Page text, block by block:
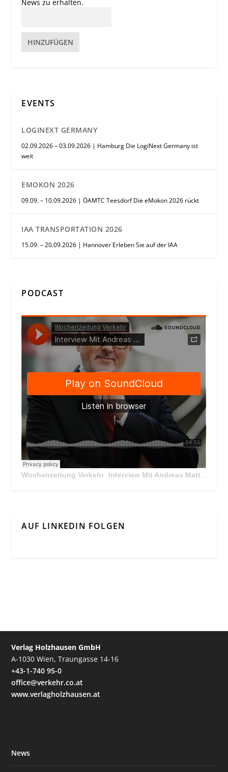
News zu erhalten.
HINZUFÜGEN
EVENTS
LOGINEXT GERMANY
02.09.2026 – 03.09.2026 | Hamburg Die LogiNext Germany ist
weit
EMOKON 2026
09.09. – 10.09.2026 | ÖAMTC Teesdorf Die eMokon 2026 rückt
IAA TRANSPORTATION 2026
15.09. – 20.09.2026 | Hannover Erleben Sie auf der IAA
PODCAST
Wochenzeitung Verkehr · Interview Mit Andreas Matthä, CEO der ÖBB Holding
AUF LINKEDIN FOLGEN
Verlag Holzhausen GmbH
A-1030 Wien, Traungasse 14-16
+43-1-740 95-0
office@verkehr.co.at
www.verlagholzhausen.at
News